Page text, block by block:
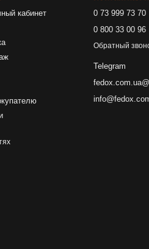
кабинет
0 73 999 73 70
0 800 33 00 96
Обратный
Telegram